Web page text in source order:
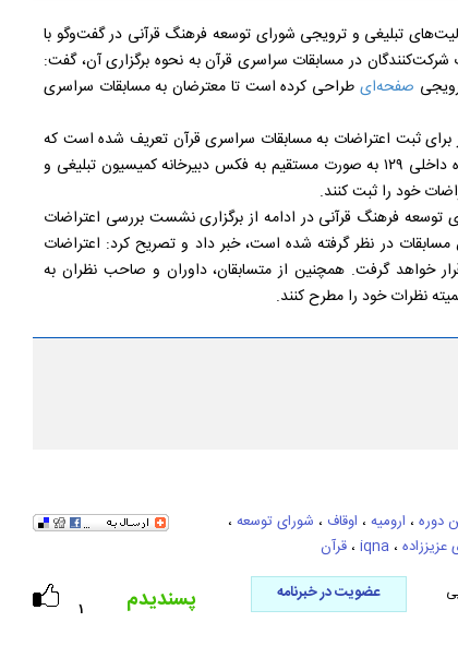
تبلیغی و ترویجی شورای توسعه فرهنگ قرآنی در گفت‌وگو با
شرکت‌کنندگان در مسابقات سراسری قرآن به نحوه برگزاری آن، گفت:
صفحه‌ای طراحی کرده است تا معترضان به مسابقات سراسری
همچنین شماره تلفن پنج رقمی ۶۱۹۰۵ نیز برای ثبت اعتراضات به مسابقات سراسری قرآن تعریف شده است که
مخاطبان با شماره‌گیری این شماره و وارد کردن شماره داخلی ۱۲۹ به صورت مستقیم به فکس دبیرخانه کمیسیون تبلیغی و
خود را ثبت کنند.
توسعه فرهنگ قرآنی در ادامه از برگزاری نشست بررسی اعتراضات
در نظر گرفته شده است، خبر داد و تصریح کرد: اعتراضات
خواهد گرفت. همچنین از متسابقان، داوران و صاحب نظران به
نظرات خود را مطرح کنند.
دوره ، ارومیه ، اوقاف ، شورای توسعه ،
، iqna ، قرآن
عضویت در خبرنامه
۱ پسندیدم